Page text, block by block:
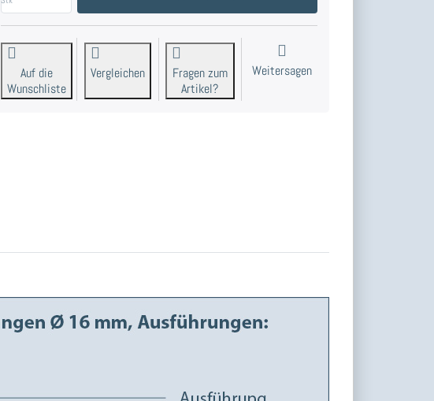
Auf die
Wunschliste
Vergleichen
Fragen zum
Artikel?
Weitersagen